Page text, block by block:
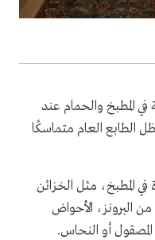
المطبخ والحمام عند
الطابع العام متماسكًا
المطبخ، مثل الخزائن
من البرونز، الأحواض
المصقول أو النحاس.